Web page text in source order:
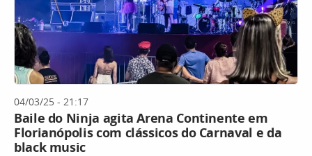
04/03/25 - 21:17
Baile do Ninja agita Arena Continente em
Florianópolis com clássicos do Carnaval e da
black music